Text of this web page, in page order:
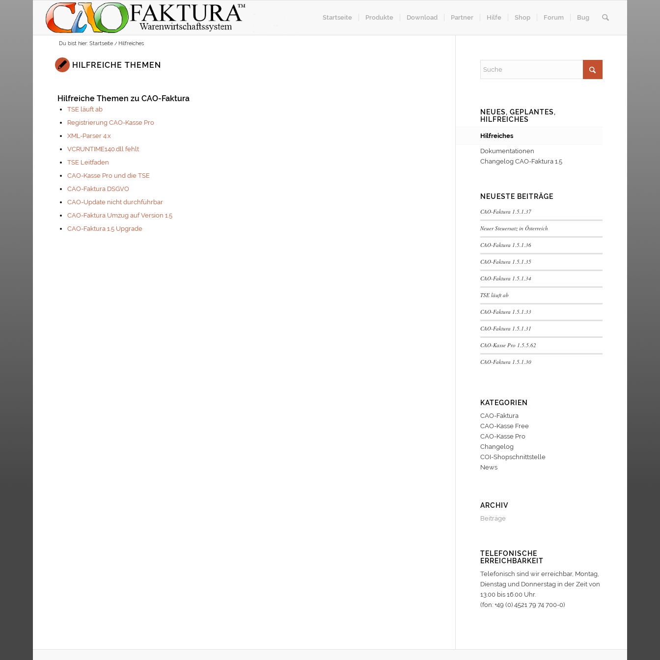
Startseite Produkte Download Partner Hilfe Shop Forum Bug
Du bist hier: Startseite / Hilfreiches
HILFREICHE THEMEN
Hilfreiche Themen zu CAO-Faktura
TSE läuft ab
Registrierung CAO-Kasse Pro
XML-Parser 4.x
VCRUNTIME140.dll fehlt
TSE Leitfaden
CAO-Kasse Pro und die TSE
CAO-Faktura DSGVO
CAO-Update nicht durchführbar
CAO-Faktura Umzug auf Version 1.5
CAO-Faktura 1.5 Upgrade
NEUES, GEPLANTES,
HILFREICHES
Hilfreiches
Dokumentationen
Changelog CAO-Faktura 1.5
NEUESTE BEITRÄGE
CAO-Faktura 1.5.1.37
Neuer Steuersatz in Österreich
CAO-Faktura 1.5.1.36
CAO-Faktura 1.5.1.35
CAO-Faktura 1.5.1.34
TSE läuft ab
CAO-Faktura 1.5.1.33
CAO-Faktura 1.5.1.31
CAO-Kasse Pro 1.5.5.62
CAO-Faktura 1.5.1.30
KATEGORIEN
CAO-Faktura
CAO-Kasse Free
CAO-Kasse Pro
Changelog
COI-Shopschnittstelle
News
ARCHIV
Beiträge
TELEFONISCHE
ERREICHBARKEIT
Telefonisch sind wir erreichbar, Montag,
Dienstag und Donnerstag in der Zeit von
13.00 bis 16.00 Uhr.
(fon: +49 (0) 4521 79 74 700-0)